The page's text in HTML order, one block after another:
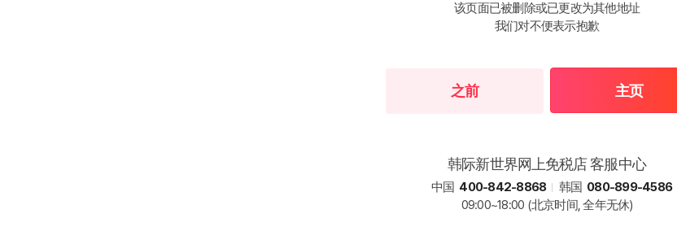
该页面已被删除或已更改为其他地址
我们对不便表示抱歉
之前 主页
韩际新世界网上免税店 客服中心
中国 400-842-8868 韩国 080-899-4586
09:00~18:00 (北京时间, 全年无休)